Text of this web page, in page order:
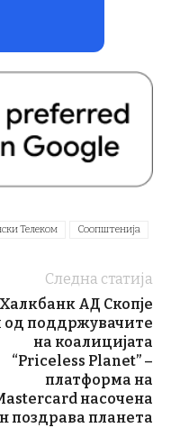
Телеком Соопштенија
Следна статија
Халкбанк АД Скопје
од поддржувачите
на коалицијата
“Priceless Planet” –
платфoрма на
насочена
поздрава планета